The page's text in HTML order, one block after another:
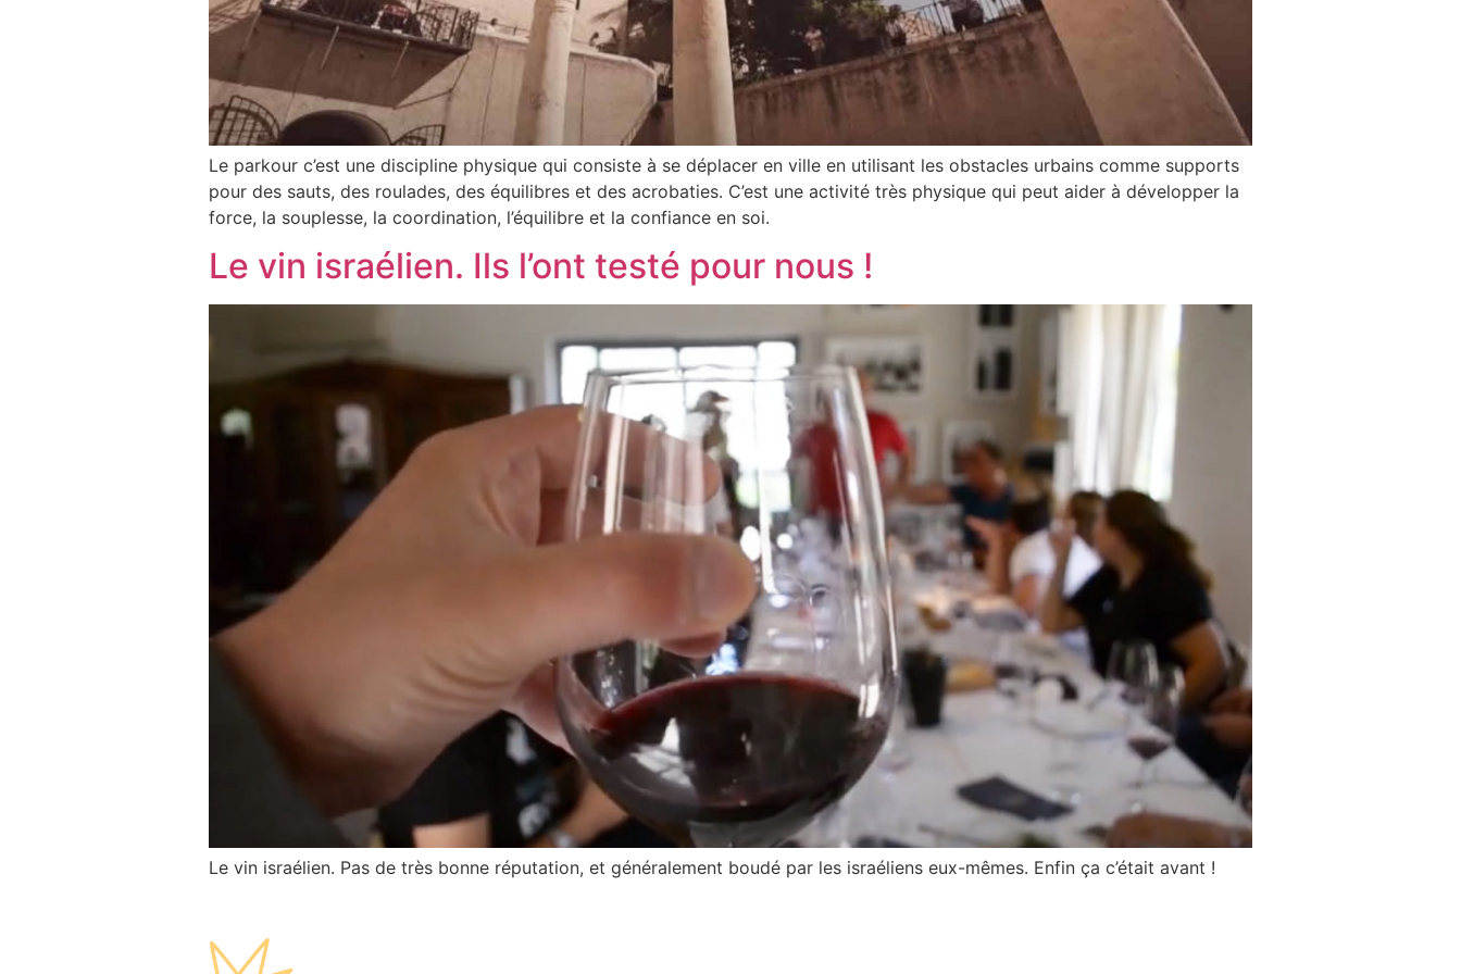
Le parkour c’est une discipline physique qui consiste à se déplacer en ville en utilisant les obstacles urbains comme supports
pour des sauts, des roulades, des équilibres et des acrobaties. C’est une activité très physique qui peut aider à développer la
force, la souplesse, la coordination, l’équilibre et la confiance en soi.
Le vin israélien. Ils l’ont testé pour nous !
Le vin israélien. Pas de très bonne réputation, et généralement boudé par les israéliens eux-mêmes. Enfin ça c’était avant !